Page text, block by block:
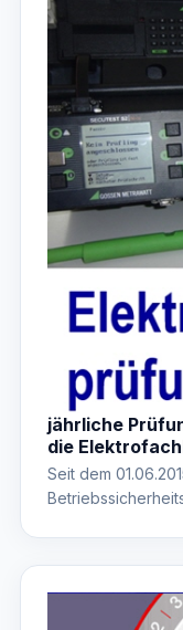
jährliche
die
Seit dem